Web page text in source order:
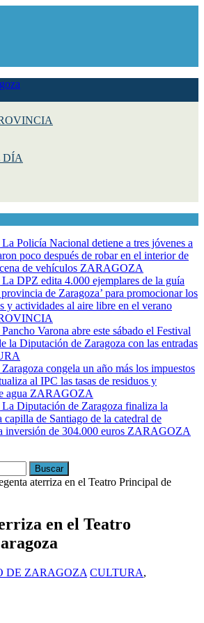
DÍA
La Policía Nacional detiene a tres jóvenes a
poco después de robar en el interior de
de vehículos ZARAGOZA
La DPZ edita 4.000 ejemplares de la guía
provincia de Zaragoza’ para promocionar los
y actividades al aire libre en el verano
Pancho Varona abre este sábado el Festival
la Diputación de Zaragoza con las entradas
Zaragoza congela un año más los impuestos
al IPC las tasas de residuos y
agua ZARAGOZA
La Diputación de Zaragoza finaliza la
capilla de Santiago de la catedral de
inversión de 304.000 euros ZARAGOZA
aterriza en el Teatro Principal de
en el Teatro
DE ZARAGOZA CULTURA,